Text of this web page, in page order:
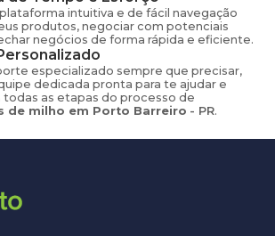
intuitiva e de fácil navegação
produtos, negociar com potenciais
negócios de forma rápida e eficiente.
especializado sempre que precisar,
dedicada pronta para te ajudar e
as etapas do processo de
de milho em Porto Barreiro - PR.